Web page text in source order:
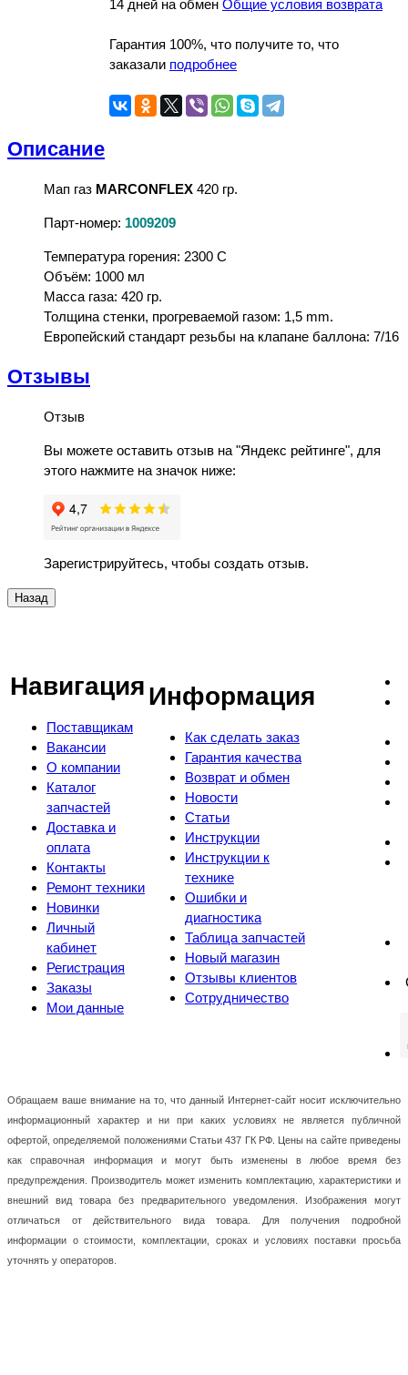
14 дней на обмен Общие условия возврата
Гарантия 100%, что получите то, что
заказали подробнее
Описание
Мап газ MARCONFLEX 420 гр.
Парт-номер: 1009209
Температура горения: 2300 C
Объём: 1000 мл
Масса газа: 420 гр.
Толщина стенки, прогреваемой газом: 1,5 mm.
Европейский стандарт резьбы на клапане баллона: 7/16
Отзывы
Отзыв
Вы можете оставить отзыв на "Яндекс рейтинге", для
этого нажмите на значок ниже:
Зарегистрируйтесь, чтобы создать отзыв.
Навигация
Поставщикам
Вакансии
О компании
Каталог
запчастей
Доставка и
оплата
Контакты
Ремонт техники
Новинки
Личный
кабинет
Регистрация
Заказы
Мои данные
Информация
Как сделать заказ
Гарантия качества
Возврат и обмен
Новости
Статьи
Инструкции
Инструкции к
технике
Ошибки и
диагностика
Таблица запчастей
Новый магазин
Отзывы клиентов
Сотрудничество
Обращаем ваше внимание на то, что данный Интернет-сайт носит исключительно
информационный характер и ни при каких условиях не является публичной
офертой, определяемой положениями Статьи 437 ГК РФ. Цены на сайте приведены
как справочная информация и могут быть изменены в любое время без
предупреждения. Производитель может изменить комплектацию, характеристики и
внешний вид товара без предварительного уведомления. Изображения могут
отличаться от действительного вида товара. Для получения подробной
информации о стоимости, комплектации, сроках и условиях поставки просьба
уточнять у операторов.